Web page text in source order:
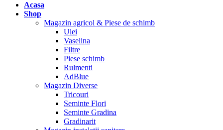
Acasa
Shop
Magazin agricol & Piese de schimb
Ulei
Vaselina
Filtre
Piese schimb
Rulmenti
AdBlue
Magazin Diverse
Tricouri
Seminte Flori
Seminte Gradina
Gradinarit